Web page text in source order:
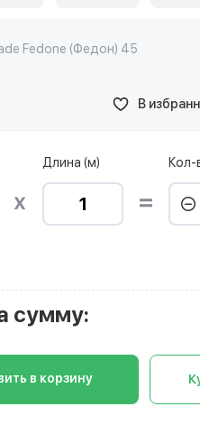
Fedone (Федон) 45
В
Длина (м) Кол-
сумму:
в корзину